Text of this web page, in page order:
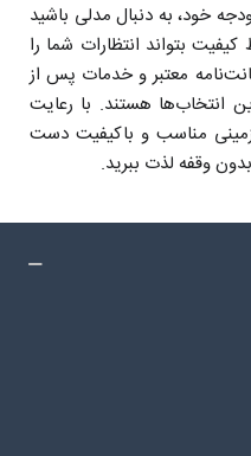
خود، به دنبال مدلی باشید
بتواند انتظارات شما را
معتبر و خدمات پس از
انتخاب‌ها هستند. با رعایت
مناسب و باکیفیت دست
وقفه لذت ببرید.